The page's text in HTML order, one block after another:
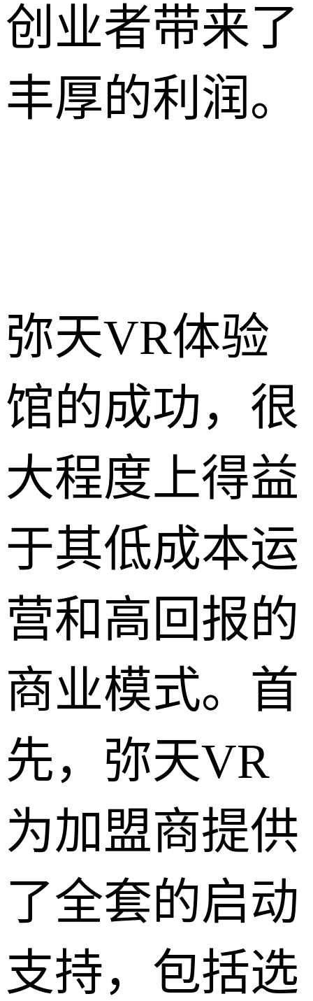
创业者带来了
丰厚的利润。
弥天VR体验
馆的成功，很
大程度上得益
于其低成本运
营和高回报的
商业模式。首
先，弥天VR
为加盟商提供
了全套的启动
支持，包括选